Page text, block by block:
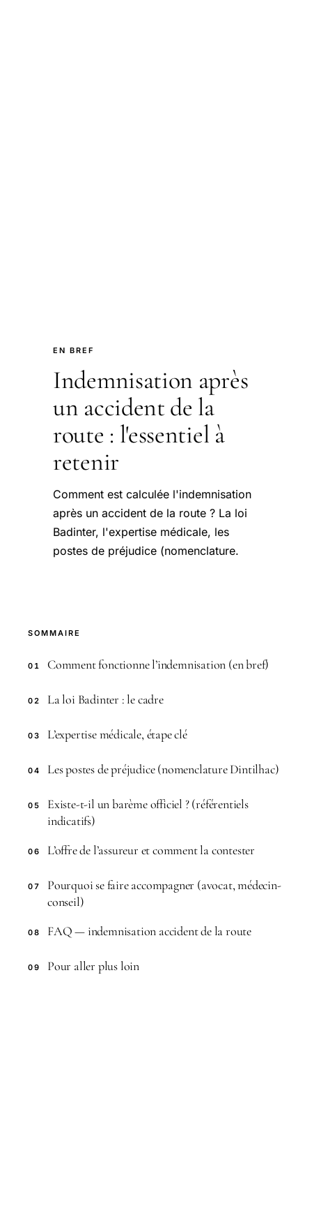
EN BREF
Indemnisation après
un accident de la
route : l'essentiel à
retenir
Comment est calculée l'indemnisation
après un accident de la route ? La loi
Badinter, l'expertise médicale, les
postes de préjudice (nomenclature.
SOMMAIRE
01 Comment fonctionne l’indemnisation (en bref)
02 La loi Badinter : le cadre
03 L’expertise médicale, étape clé
04 Les postes de préjudice (nomenclature Dintilhac)
05
Existe-t-il un barème officiel ? (référentiels
indicatifs)
06 L’offre de l’assureur et comment la contester
07
Pourquoi se faire accompagner (avocat, médecin-
conseil)
08 FAQ — indemnisation accident de la route
09 Pour aller plus loin